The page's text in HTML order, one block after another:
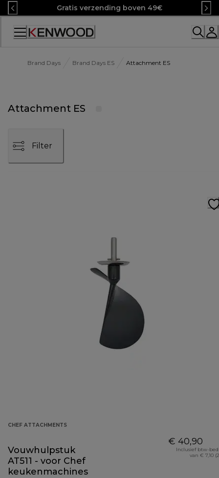
Skip
to
Content
Gratis verzending boven 49€
Brand Days Brand Days ES Attachment ES
Attachment ES
Filter
CHEF ATTACHMENTS
Vouwhulpstuk
AT511 - voor Chef
keukenmachines
€ 40,90
Inclusief btw-
van € 7,10